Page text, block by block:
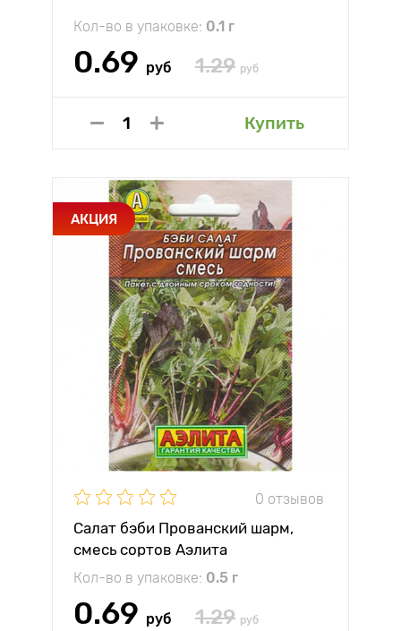
Кол-во в упаковке: 0.1 г
0.69 руб 1.29 руб
Купить
АКЦИЯ
0 отзывов
Салат бэби Прованский шарм,
смесь сортов Аэлита
Кол-во в упаковке: 0.5 г
0.69 руб 1.29 руб